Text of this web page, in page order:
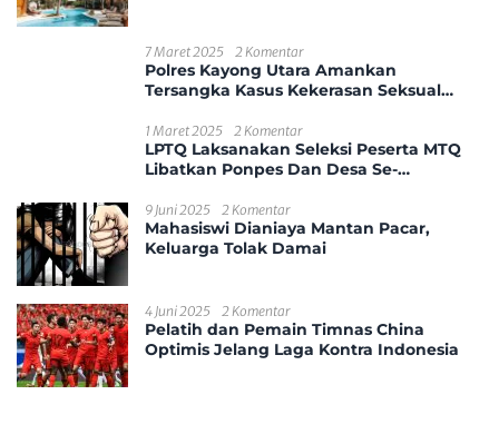
7 Maret 2025 2 Komentar
Polres Kayong Utara Amankan
Tersangka Kasus Kekerasan Seksual
1 Maret 2025 2 Komentar
LPTQ Laksanakan Seleksi Peserta MTQ
Libatkan Ponpes Dan Desa Se-
9 Juni 2025 2 Komentar
Mahasiswi Dianiaya Mantan Pacar,
Keluarga Tolak Damai
4 Juni 2025 2 Komentar
Pelatih dan Pemain Timnas China
Optimis Jelang Laga Kontra Indonesia